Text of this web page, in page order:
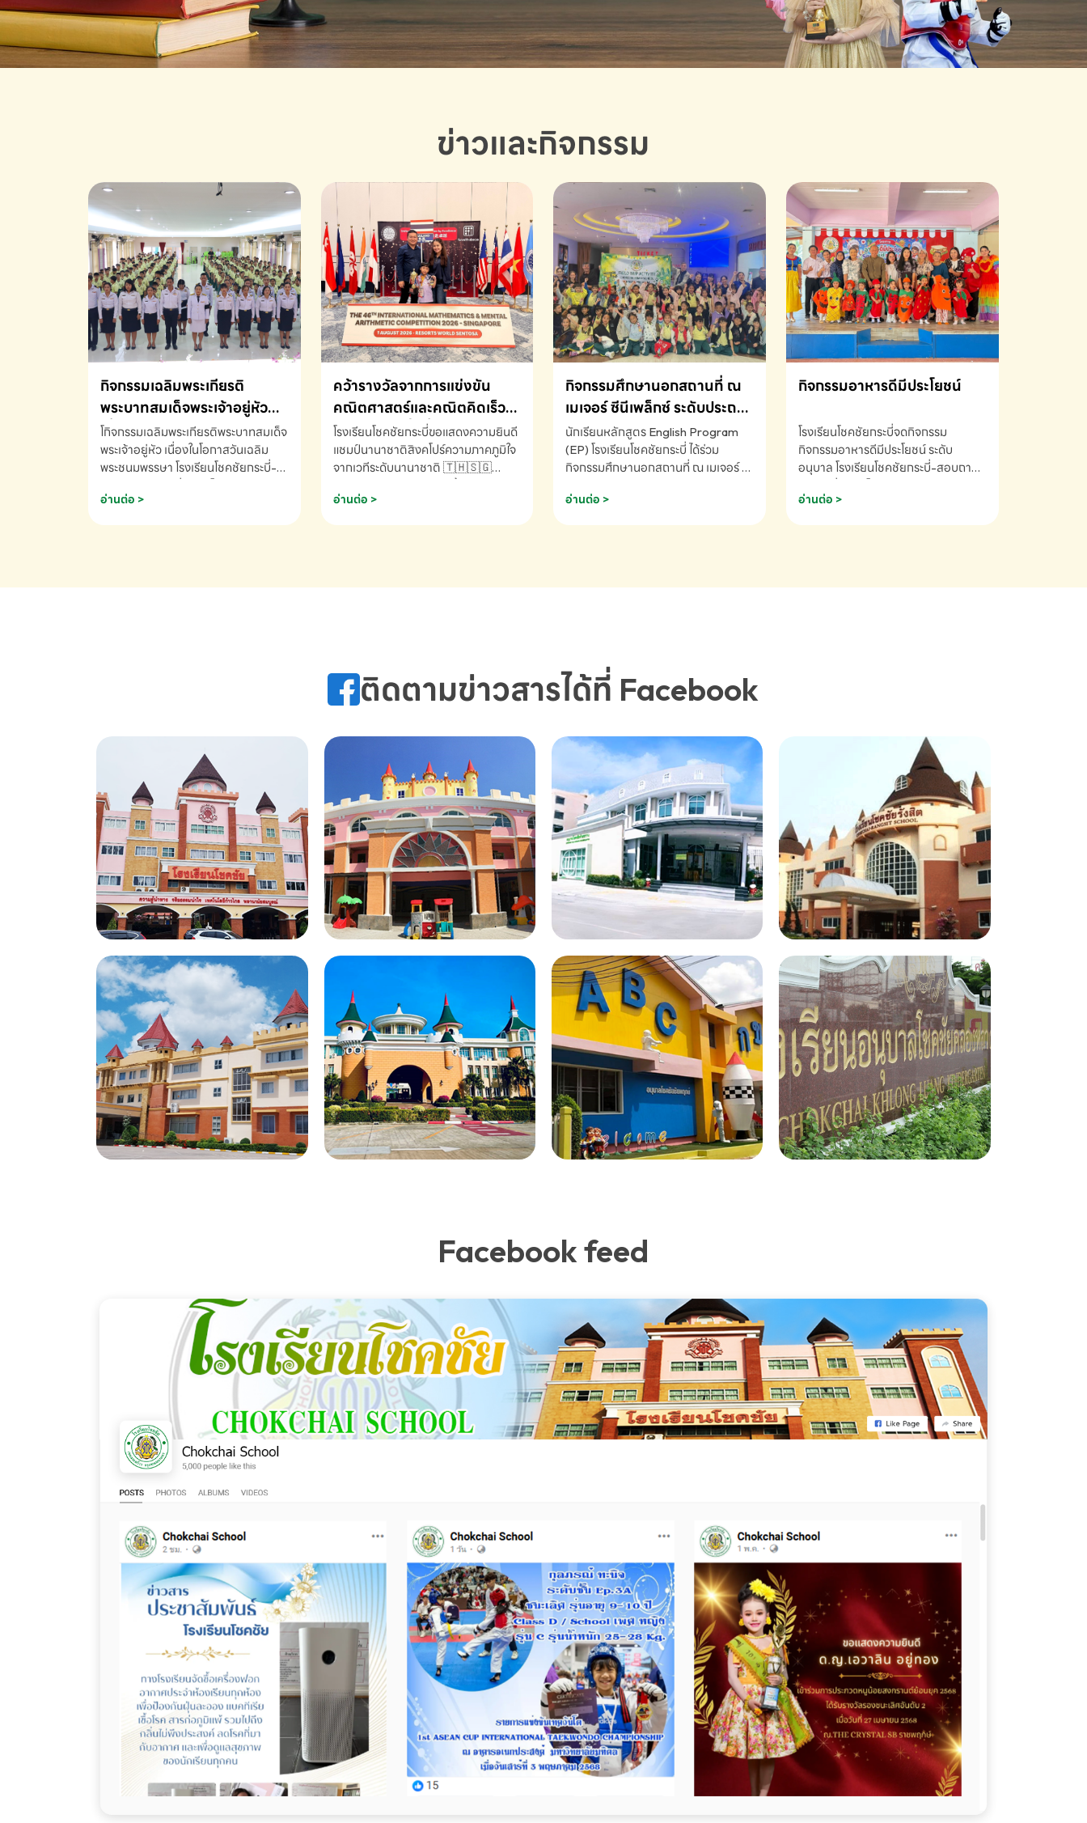
ข่าวและกิจกรรม
กิจกรรมเฉลิมพระเกียรติ
พระบาทสมเด็จพระเจ้าอยู่หัว
เนื่องในโอกาสวันเฉลิม
พระชนมพรรษา
โกิจกรรมเฉลิมพระเกียรติพระบาทสมเด็จ
พระเจ้าอยู่หัว เนื่องในโอกาสวันเฉลิม
พระชนมพรรษา โรงเรียนโชคชัยกระบี่-
691910
อ่านต่อ >
คว้ารางวัลจากการแข่งขัน
คณิตศาสตร์และคณิตคิดเร็ว
นานาชาติ ครั้งที่ 46 ประจำปี
2569 ณ ประเทศสิงคโปร์
โรงเรียนโชคชัยกระบี่ขอแสดงความยินดี
แชมป์นานาชาติสิงคโปร์ความภาคภูมิใจ
จากเวทีระดับนานาชาติ 🇹🇭🇸🇬
K3 โรงเรียนโชคชัยกระบี่ จ.กระบี่ คว้า
AND MENTAL ARITHMETIC
Arithmetic Competition K2(Grop)
โรงเรียนโชคชัยกระบี่-สอบถามข้อมูล
อ่านต่อ >
กิจกรรมศึกษานอกสถานที่ ณ
เมเจอร์ ซีนีเพล็กซ์ ระดับประถม
ศึกษา (EP.1-6)
นักเรียนหลักสูตร English Program
(EP) โรงเรียนโชคชัยกระบี่ ได้ร่วม
กิจกรรมศึกษานอกสถานที่ ณ เมเจอร์ ซี
(Soundtrack)เพื่อเสริมทักษะการฟัง
โชคชัยกระบี่-สอบถามข้อมูลเพิ่มเติม
อ่านต่อ >
กิจกรรมอาหารดีมีประโยชน์
โรงเรียนโชคชัยกระบี่จดกิจกรรม
กิจกรรมอาหารดีมีประโยชน์ ระดับ
อนุบาล โรงเรียนโชคชัยกระบี่-สอบถาม
อ่านต่อ >
ติดตามข่าวสารได้ที่ Facebook
Facebook feed